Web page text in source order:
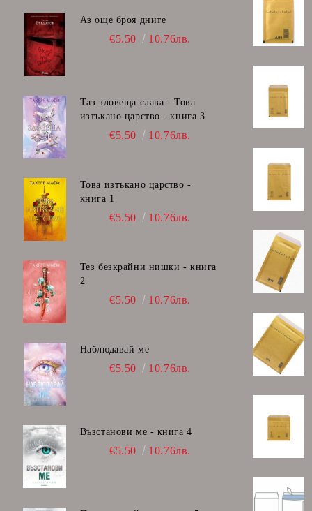
Аз още броя дните
€5.50 10.76лв.
Таз зловеща слава - Това
изтъкано царство - книга 3
€5.50 10.76лв.
Това изтъкано царство -
книга 1
€5.50 10.76лв.
Тез безкрайни нишки - книга
2
€5.50 10.76лв.
Наблюдавай ме
€5.50 10.76лв.
Възстанови ме - книга 4
€5.50 10.76лв.